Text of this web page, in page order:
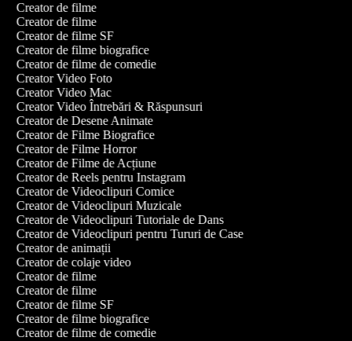
Creator de filme
Creator de filme
Creator de filme SF
Creator de filme biografice
Creator de filme de comedie
Creator Video Foto
Creator Video Mac
Creator Video Întrebări & Răspunsuri
Creator de Desene Animate
Creator de Filme Biografice
Creator de Filme Horror
Creator de Filme de Acțiune
Creator de Reels pentru Instagram
Creator de Videoclipuri Comice
Creator de Videoclipuri Muzicale
Creator de Videoclipuri Tutoriale de Dans
Creator de Videoclipuri pentru Tururi de Case
Creator de animații
Creator de colaje video
Creator de filme
Creator de filme
Creator de filme SF
Creator de filme biografice
Creator de filme de comedie